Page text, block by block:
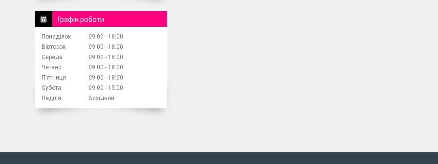
Графік роботи
Понеділок 09:00
18:00
Вівторок
09:00
18:00
Середа
09:00
18:00
Четвер
09:00
18:00
Пʼятниця
09:00
18:00
Субота
09:00
15:00
Неділя
Вихідний